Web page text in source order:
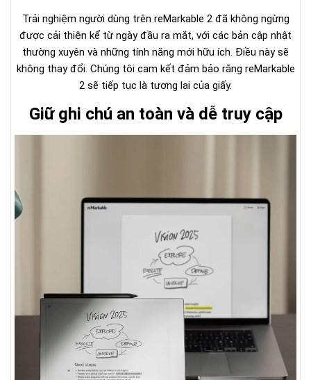
Trải nghiệm người dùng trên reMarkable 2 đã không ngừng
được cải thiện kể từ ngày đầu ra mắt, với các bản cập nhật
thường xuyên và những tính năng mới hữu ích. Điều này sẽ
không thay đổi. Chúng tôi cam kết đảm bảo rằng reMarkable
2 sẽ tiếp tục là tương lai của giấy.
Giữ ghi chú an toàn và dễ truy cập